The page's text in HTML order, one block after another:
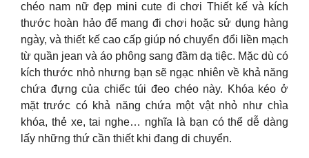
chéo nam nữ đẹp mini cute đi chơi Thiết kế và kích
thước hoàn hảo để mang đi chơi hoặc sử dụng hàng
ngày, và thiết kế cao cấp giúp nó chuyển đổi liền mạch
từ quần jean và áo phông sang đầm dạ tiệc. Mặc dù có
kích thước nhỏ nhưng bạn sẽ ngạc nhiên về khả năng
chứa đựng của chiếc túi đeo chéo này. Khóa kéo ở
mặt trước có khả năng chứa một vật nhỏ như chìa
khóa, thẻ xe, tai nghe… nghĩa là bạn có thể dễ dàng
lấy những thứ cần thiết khi đang di chuyển.